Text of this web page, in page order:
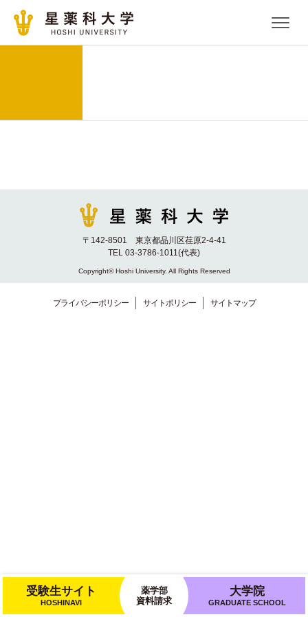
〒142-8501 東京都品川区荏原2-4-41
TEL 03-3786-1011(代表)
Copyright© Hoshi University. All Rights Reserved
プライバシーポリシー サイトポリシー サイトマップ
受験生サイト
HOSHINAVI
薬学部
資料請求
大学院
GRADUATE SCHOOL